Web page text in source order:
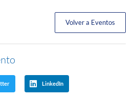
Volver a Eventos
LinkedIn